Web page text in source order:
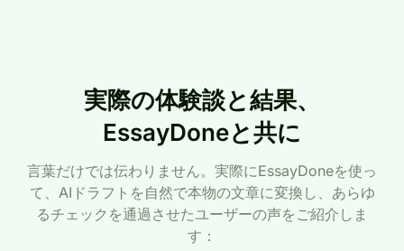
実際の体験談と結果、
EssayDoneと共に
言葉だけでは伝わりません。実際にEssayDoneを使っ
て、AIドラフトを自然で本物の文章に変換し、あらゆ
るチェックを通過させたユーザーの声をご紹介しま
す：